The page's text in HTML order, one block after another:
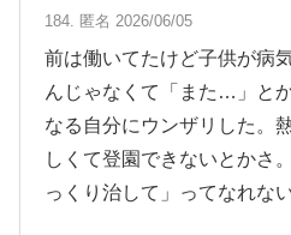
184. 匿名 2026/06/05
前は働いてたけど子供が病
んじゃなくて「また…」と
なる自分にウンザリした。
しくて登園できないとかさ
っくり治して」ってなれない